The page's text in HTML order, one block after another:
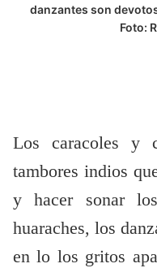
danzantes son
Foto:
Los caracoles y
tambores indios
y hacer sonar
huaraches, los
en lo los gritos